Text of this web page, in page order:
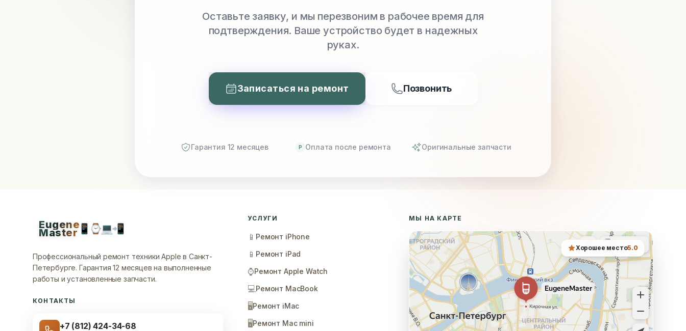
Оставьте заявку, и мы перезвоним в рабочее время для
подтверждения. Ваше устройство будет в надежных
руках.
Записаться на ремонт Позвонить
Гарантия 12 месяцев P Оплата после ремонта Оригинальные запчасти
Eugene
Master📱 ⌚💻📲
Профессиональный ремонт техники Apple в Санкт-
Петербурге. Гарантия 12 месяцев на выполненные
работы и установленные запчасти.
КОНТАКТЫ
+7 (812) 424-34-68
УСЛУГИ
📱 Ремонт iPhone
📱 Ремонт iPad
⌚Ремонт Apple Watch
💻Ремонт MacBook
🖥️Ремонт iMac
🖥️Ремонт Mac mini
МЫ НА КАРТЕ
Хорошее место5.0